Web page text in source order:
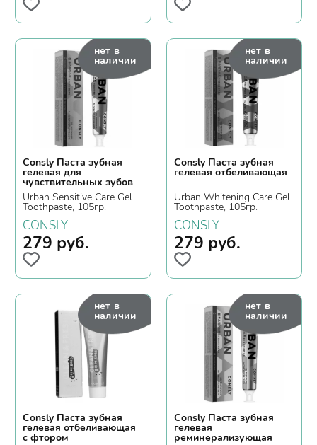
нет в
наличии
Consly Паста зубная
гелевая для
чувствительных зубов
Urban Sensitive Care Gel
Toothpaste, 105гр.
CONSLY
279 руб.
нет в
наличии
Consly Паста зубная
гелевая отбеливающая
Urban Whitening Care Gel
Toothpaste, 105гр.
CONSLY
279 руб.
нет в
наличии
Consly Паста зубная
гелевая отбеливающая
с фтором
нет в
наличии
Consly Паста зубная
гелевая
реминерализующая